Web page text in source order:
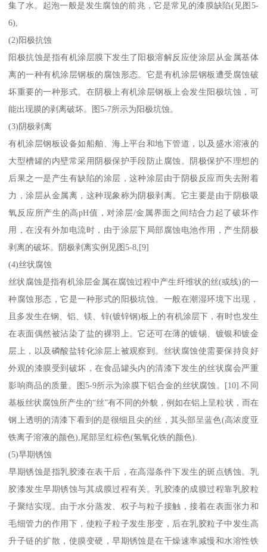
集了水。起泡一般是发生腐蚀的前兆，它是常见的漆膜缺陷(见图5-
6),
(2)阳极抗蚀
阳极抗蚀是指有机涂层膜下发生了阳极溶解反应使涂层从金属基体
离的一种有机涂层钢板的腐蚀形态。它是有机涂层钢板遭受腐蚀破
坏重要的一种形式。在阴极上有机涂层钢板上会发生阳极坑蚀，可
能出现膜的剥离破坏。图5-7所示为阳极坑蚀。
(3)阴极剥离
有机涂层钢板设备如船舶、海上平台和地下管道，以及盛水溶液的
大型槽罐的内壁常采用阴极保护手段防止腐蚀。阴极保护不理想的
后果之一是产生有缺陷的涂层，这种涂层由于阴极反应而失去附着
力，涂层从金属离，这种现象称为阴极剥离。它主要是由于阴极吸
氧反应所产生的高pH值，对涂层/金属界面之间结合力起了破坏作
用，在没有外加电流时，由于涂层下局部腐蚀电池作用，产生阴极
剥离的破坏。阴极剥离实例见图5-8,[9]
(4)丝状腐蚀
丝状腐蚀是指有机涂层金属在腐蚀过程中产生纤维状的丝(或线)的一
种腐蚀形态，它是一种形式的阳极坑蚀。一般在潮湿环境下出现，
且多发生在钢、铝、镁、锌(镀锌钢)板上的有机涂层下，有时也发生
在表面偶然被沾染了盐的裸羽上。它还可在薄的镀锡、镀银和镀金
层上，以及磷酸盐转化涂层上被观察到。丝状腐蚀使需要保持良好
外观的漆膜受到破坏，在食品罐头内的清漆下发生的丝状腐会严重
影响商品的质量。图5-9所示为涂膜下铝合金的丝状腐蚀。[10].不同
基板丝状腐蚀所产生的“丝”有不同的外貌，例如在铝上呈粒状，而在
钢上透明的清漆下看到的是很细且尖的丝，其头部呈蓝色(高浓度亚
铁离子溶液的颜色),尾部呈红棕色(氢氧化铁的颜色).
(5)早期锈蚀
早期锈蚀是指乳胶漆在表干后，在高湿条件下发生的斑点锈蚀。乳
胶漆发生早期锈蚀与其成膜过程有关。乳胶漆的成膜过程靠乳胶粒
子聚结实现。由于水分蒸发、权子与粒子接触，接着在表面张力和
毛细管力的作用下，使粒子粒子发生形变，后在乳胶粒子中发生高
升子链的扩散，使膜变硬，早期锈蚀是在干燥速率减慢和水溶性铁